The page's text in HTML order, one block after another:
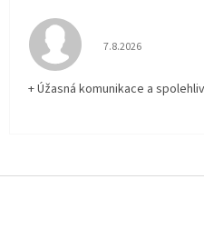
Hodnocení
7.8.2026
+ Úžasná komunikace a